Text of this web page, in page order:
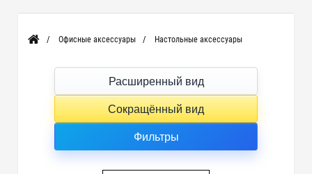
Главная Офисные аксессуары Настольные аксессуары
Расширенный вид
Сокращённый вид
Фильтры